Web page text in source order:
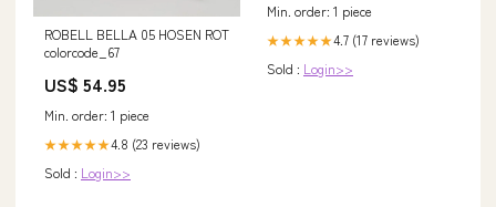
ROBELL BELLA 05 HOSEN ROT
colorcode_67
US$ 54.95
Min. order: 1 piece
★★★★★4.8 (23 reviews)
Sold : Login>>
Min. order: 1 piece
★★★★★4.7 (17 reviews)
Sold : Login>>